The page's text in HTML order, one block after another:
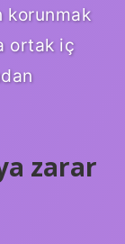
korunmak
ortak iç
zarar